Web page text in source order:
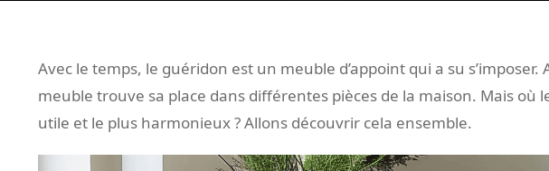
Avec le temps, le guéridon est un meuble d’appoint qui a su s’imposer.
meuble trouve sa place dans différentes pièces de la maison. Mais où
utile et le plus harmonieux ? Allons découvrir cela ensemble.